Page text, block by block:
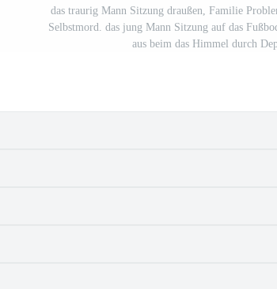
das traurig Mann Sitzung draußen, Familie
Selbstmord. das jung Mann Sitzung auf das
aus beim das Himmel durch